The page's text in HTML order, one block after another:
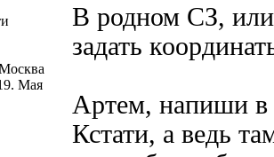
Мая
В родном СЗ,
задать
Артем, напиши в
Кстати, а ведь